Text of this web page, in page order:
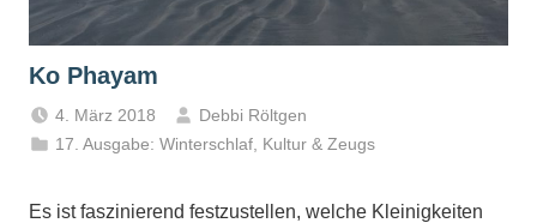
Ko Phayam
4. März 2018
Debbi Röltgen
17. Ausgabe: Winterschlaf Kultur & Zeugs
Es ist faszinierend festzustellen, welche Kleinigkeiten